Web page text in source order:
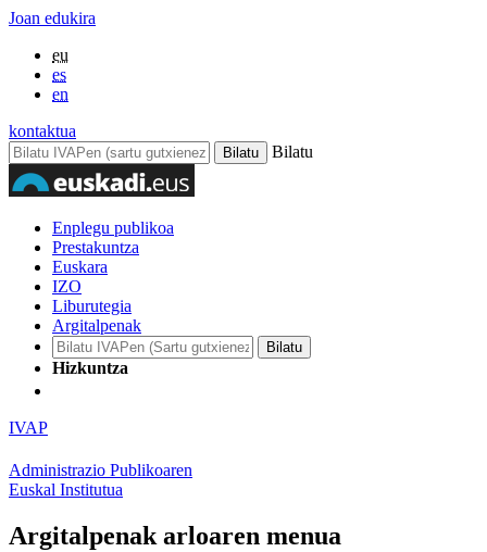
Joan edukira
eu
es
en
kontaktua
Bilatu
Enplegu publikoa
Prestakuntza
Euskara
IZO
Liburutegia
Argitalpenak
Hizkuntza
IVAP
Administrazio Publikoaren
Euskal Institutua
Argitalpenak arloaren menua